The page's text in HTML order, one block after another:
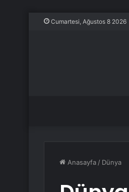
Cumartesi, Ağustos 8 2026
Anasayfa / Dünya